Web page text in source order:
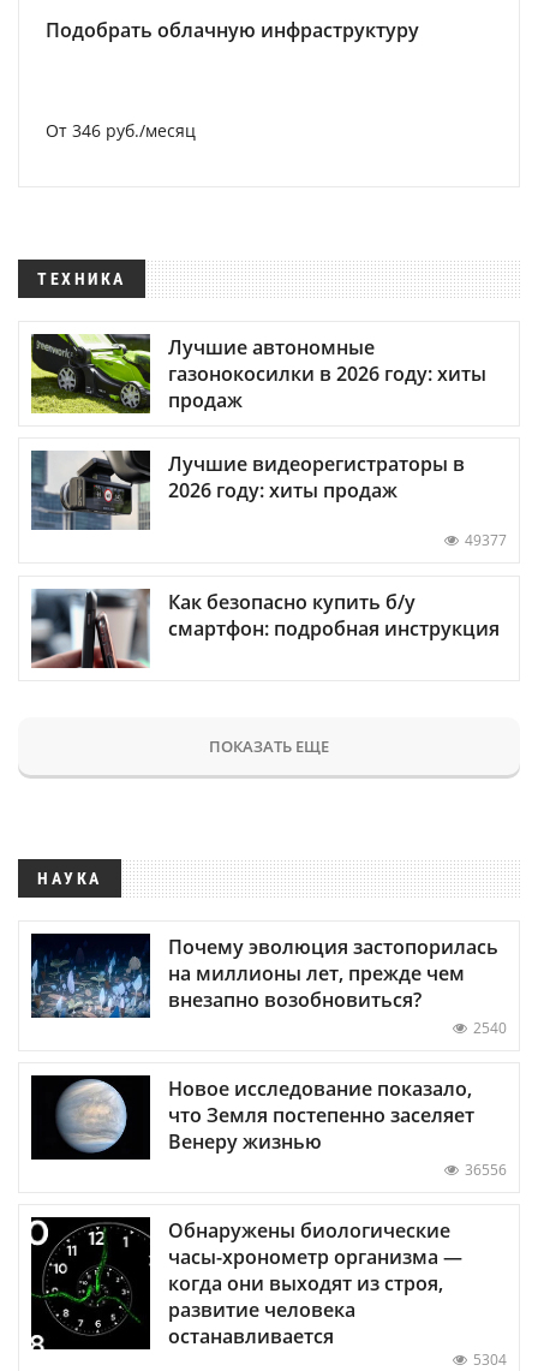
Подобрать облачную инфраструктуру
От 346 руб./месяц
ТЕХНИКА
Лучшие автономные
газонокосилки в 2026 году: хиты
продаж
Лучшие видеорегистраторы в
2026 году: хиты продаж
49377
Как безопасно купить б/у
смартфон: подробная инструкция
ПОКАЗАТЬ ЕЩЕ
НАУКА
Почему эволюция застопорилась
на миллионы лет, прежде чем
внезапно возобновиться?
2540
Новое исследование показало,
что Земля постепенно заселяет
Венеру жизнью
36556
Обнаружены биологические
часы-хронометр организма —
когда они выходят из строя,
развитие человека
останавливается
5304